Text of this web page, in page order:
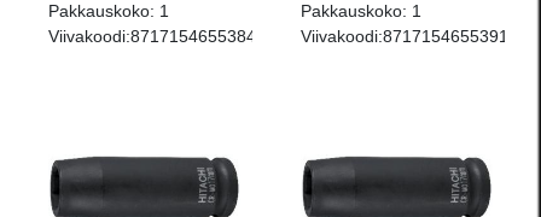
Pakkauskoko: 1
Viivakoodi:8717154655384
Pakkauskoko: 1
Viivakoodi:8717154655391